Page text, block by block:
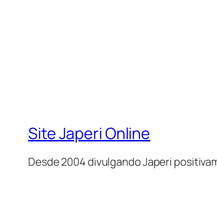
Site Japeri Online
Desde 2004 divulgando Japeri